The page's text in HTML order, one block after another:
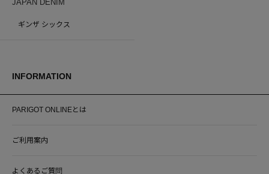
JAPAN DENIM
ギンザ シックス
INFORMATION
PARIGOT ONLINEとは
ご利用案内
よくあるご質問